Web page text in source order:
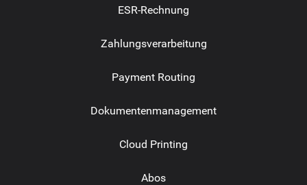
ESR-Rechnung
Zahlungsverarbeitung
Payment Routing
Dokumentenmanagement
Cloud Printing
Abos